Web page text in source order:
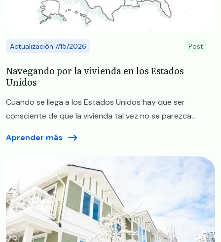
Actualización:7/15/2026 Post
Navegando por la vivienda en los Estados
Unidos
Cuando se llega a los Estados Unidos hay que ser
consciente de que la vivienda tal vez no se parezca...
Aprender más